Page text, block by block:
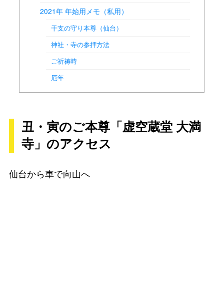
2021年 年始用メモ（私用）
干支の守り本尊（仙台）
神社・寺の参拝方法
ご祈祷時
厄年
丑・寅のご本尊「虚空蔵堂 大満
寺」のアクセス
仙台から車で向山へ